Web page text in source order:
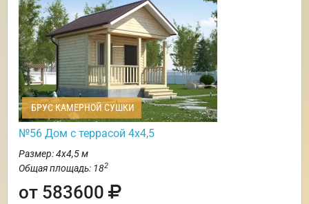
БРУС КАМЕРНОЙ СУШКИ
№56 Дом с террасой 4х4,5
Размер: 4х4,5 м
Общая площадь: 182
от 583600